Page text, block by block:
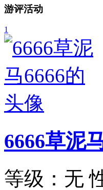
游评活动
1
6666草泥
等级： 无